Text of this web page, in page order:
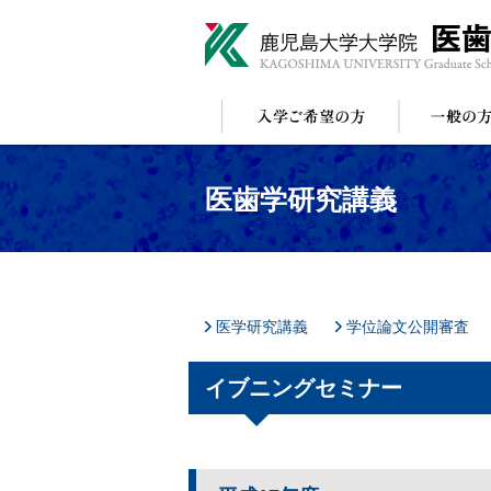
医歯学研究講義
医学研究講義 学位論文公開審査
イブニングセミナー